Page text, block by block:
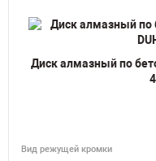
Диск алмазный по
Вид режущей кромки